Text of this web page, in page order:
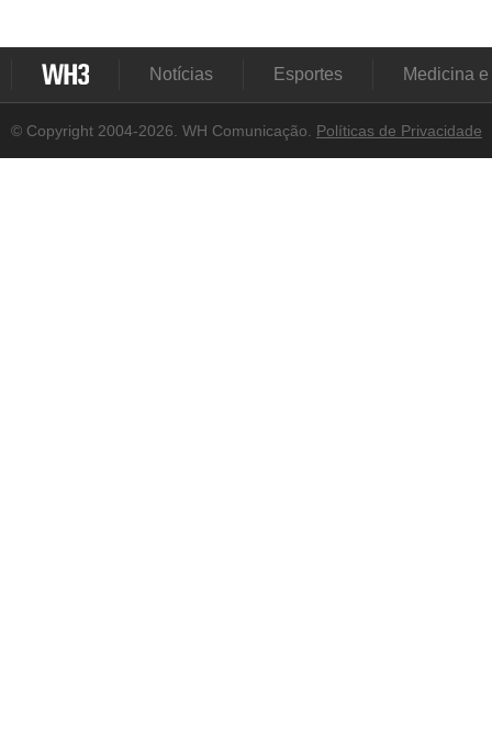
Notícias Esportes Medicina
© Copyright 2004-2026. WH Comunicação. Políticas de Privacidade